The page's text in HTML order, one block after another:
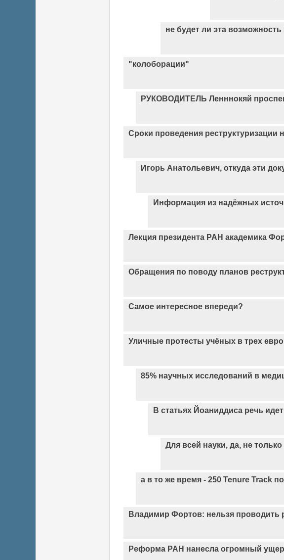
не будет ли эта
"колоборации"
РУКОВОДИТЕЛЬ Ленннокяй
Сроки проведения реструктуризации
Игорь Анатольевич, откуда эти
Информация из надёжных
Лекция президента РАН академика
Обращения по поводу планов
Самое интересное впереди?
Уличные протесты учёных в трех
85% научных исследований в
В статьях Йоаниддиса речь
Для всей науки, да, не
а в то же время - 250 Tenure Track
Владимир Фортов: нельзя
Реформа РАН нанесла огромный